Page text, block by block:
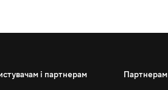
і партнерам
Партнерам